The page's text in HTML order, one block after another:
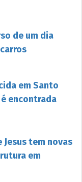
de um dia
em Santo
encontrada
tem novas
em